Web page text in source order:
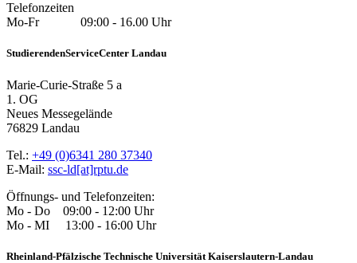
Telefonzeiten
Mo-Fr 09:00 - 16.00 Uhr
StudierendenServiceCenter Landau
Marie-Curie-Straße 5 a
1. OG
Neues Messegelände
76829 Landau
Tel.: +49 (0)6341 280 37340
E-Mail: ssc-ld[at]rptu.de
Öffnungs- und Telefonzeiten:
Mo - Do 09:00 - 12:00 Uhr
Mo - MI 13:00 - 16:00 Uhr
Rheinland-Pfälzische Technische Universität Kaiserslautern-Landau